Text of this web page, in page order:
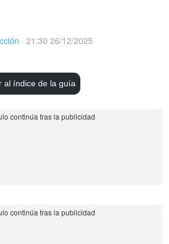
· 21:30 26/12/2025
al índice de la guía